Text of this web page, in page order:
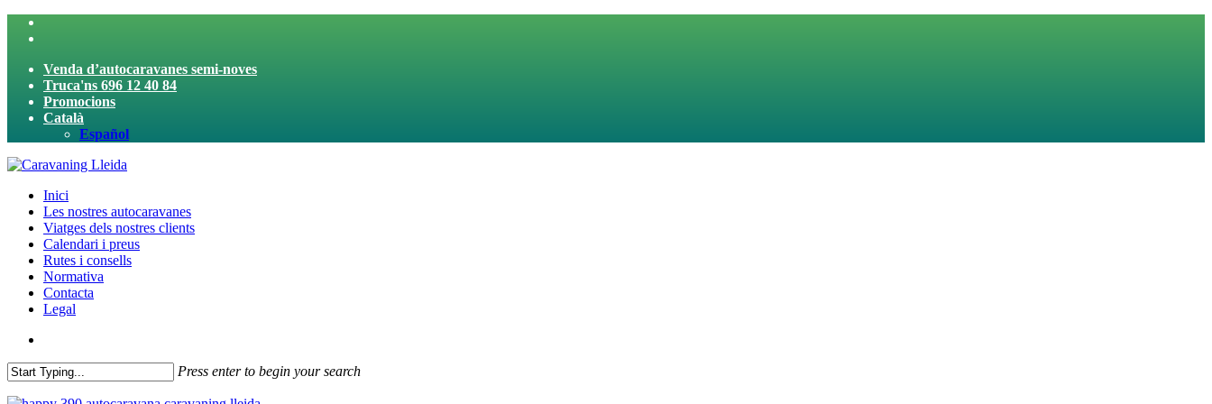
Skip
contentVenda d’autocaravanes semi-noves
Truca'ns 696 12 40 84
Promocions
Català
Español
search
Menu
Inici
Les nostres autocaravanes
Viatges dels nostres clients
Calendari i preus
Rutes i consells
Normativa
Contacta
Legal
Press enter to begin your search